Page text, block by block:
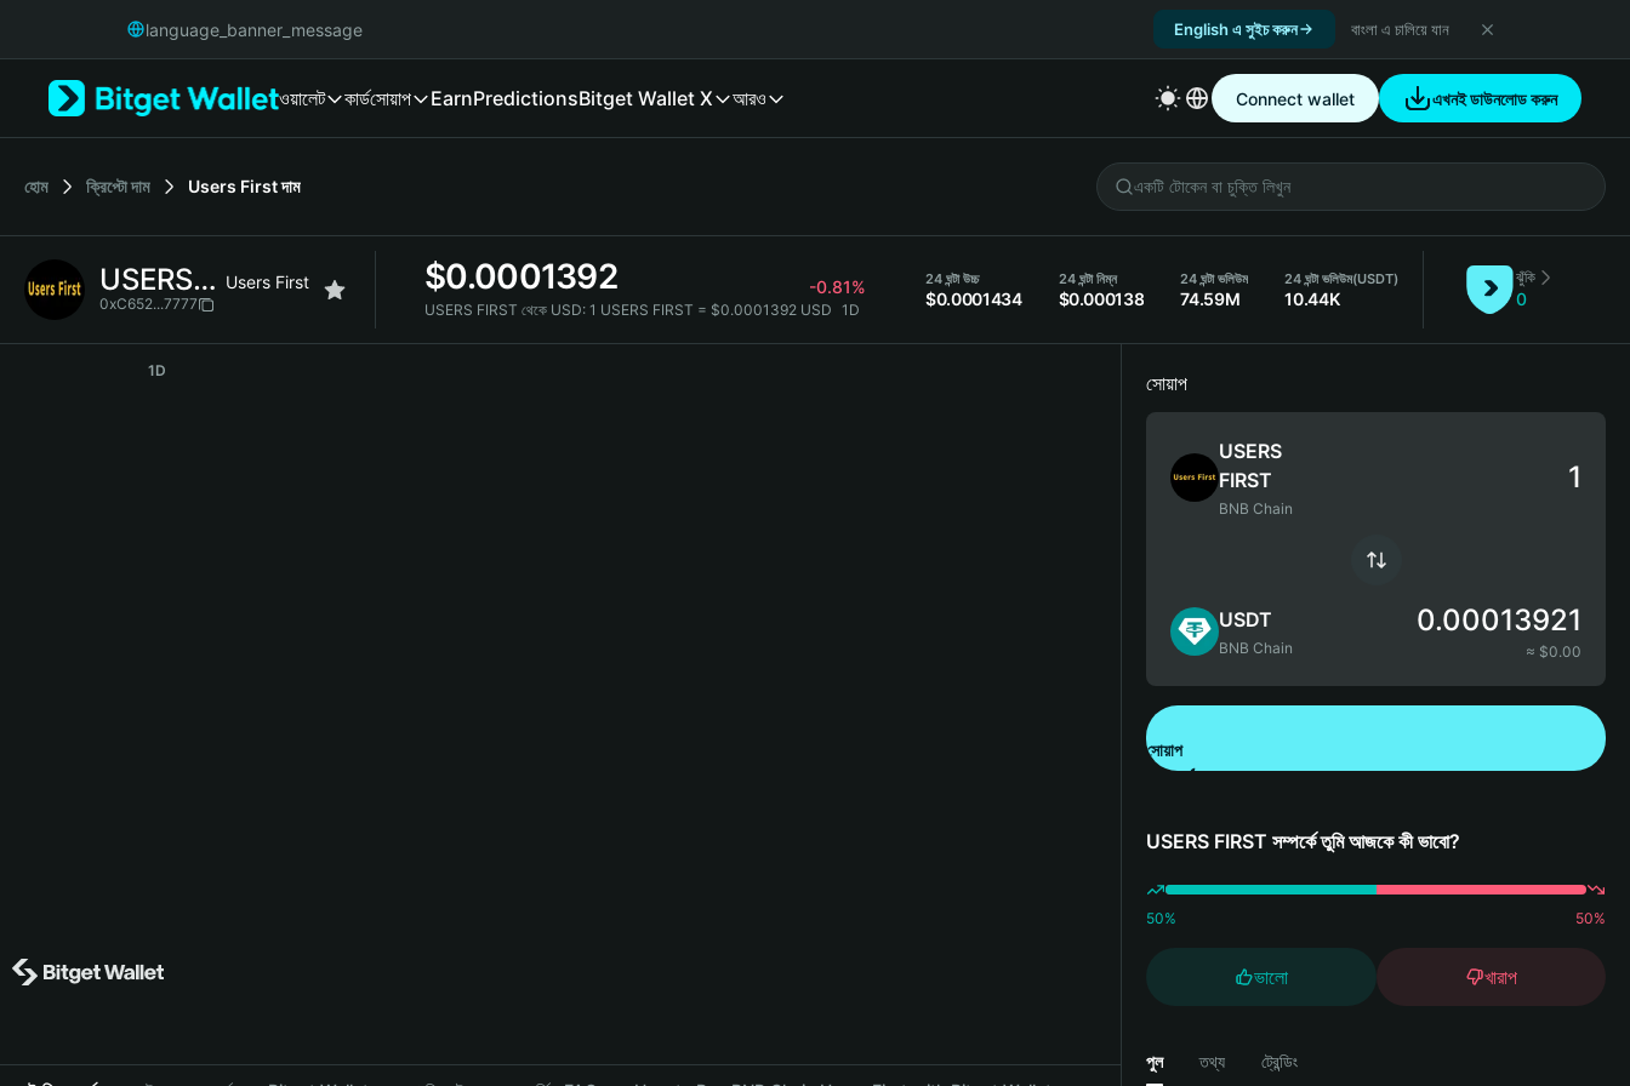
Русский
Italiano
简体中文
Bahasa Indonesia
language_banner_message English এ সুইচ করুন বাংলা এ চালিয়ে যান
ওয়ালেট কার্ডসোয়াপ EarnPredictionsBitget Wallet X আরও Connect wallet এখনই ডাউনলোড করুন
হোম ক্রিপ্টো দাম Users Firstদাম
USERS FIRST Users First
0xC652...7777
$0.0001392 -0.81%
USERS FIRST থেকে USD: 1 USERS FIRST = $0.0001392 USD 1D
24 ঘন্টা উচ্চ
$0.0001434
24 ঘন্টা নিম্ন
$0.000138
24 ঘন্টা ভলিউম
74.59M
24 ঘন্টা ভলিউম(USDT)
10.44K
ঝুঁকি
0
1D
সোয়াপ
USERS
FIRST
BNB Chain
USDT
BNB Chain
0.00013921
≈ $0.00
সোয়াপ
USERS FIRST সম্পর্কে তুমি আজকে কী ভাবো?
50% 50%
ভালো খারাপ
পুল তথ্য ট্রেন্ডিং